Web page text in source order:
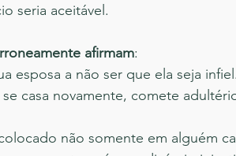
seria aceitável.
afirmam:
esposa a não ser que ela seja infiel.
casa novamente, comete
não somente em alguém